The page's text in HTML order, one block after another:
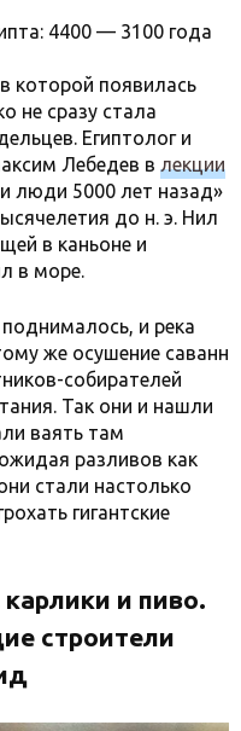
4400 — 3100 года
которой появилась
не сразу стала
Египтолог и
Лебедев в лекции
люди 5000 лет назад»
до н. э. Нил
в каньоне и
в море.
и река
же осушение саванн
собирателей
Так они и нашли
ваять там
разливов как
стали настолько
гигантские
и пиво.
строители